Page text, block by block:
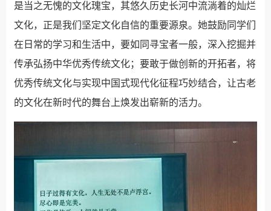
是当之无愧的文化瑰宝，其悠久历史长河中流淌着的灿烂
文化，正是我们坚定文化自信的重要源泉。她鼓励同学们
在日常的学习和生活中，要如同寻宝者一般，深入挖掘并
传承弘扬中华优秀传统文化；要敢于做创新的开拓者，将
优秀传统文化与实现中国式现代化征程巧妙结合，让古老
的文化在新时代的舞台上焕发出崭新的活力。